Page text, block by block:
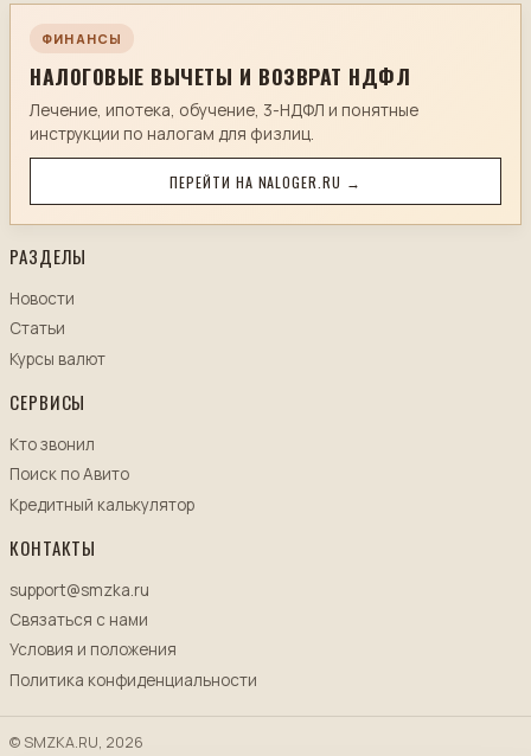
ФИНАНСЫ
НАЛОГОВЫЕ ВЫЧЕТЫ И ВОЗВРАТ НДФЛ
Лечение, ипотека, обучение, 3-НДФЛ и понятные
инструкции по налогам для физлиц.
ПЕРЕЙТИ НА NALOGER.RU →
РАЗДЕЛЫ
Новости
Статьи
Курсы валют
СЕРВИСЫ
Кто звонил
Поиск по Авито
Кредитный калькулятор
КОНТАКТЫ
support@smzka.ru
Связаться с нами
Условия и положения
Политика конфиденциальности
© SMZKA.RU, 2026